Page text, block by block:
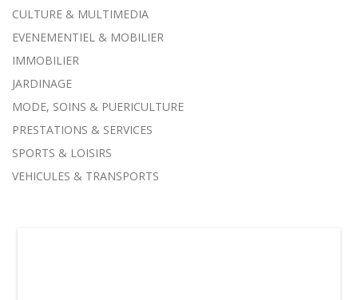
CULTURE & MULTIMEDIA
EVENEMENTIEL & MOBILIER
IMMOBILIER
JARDINAGE
MODE, SOINS & PUERICULTURE
PRESTATIONS & SERVICES
SPORTS & LOISIRS
VEHICULES & TRANSPORTS